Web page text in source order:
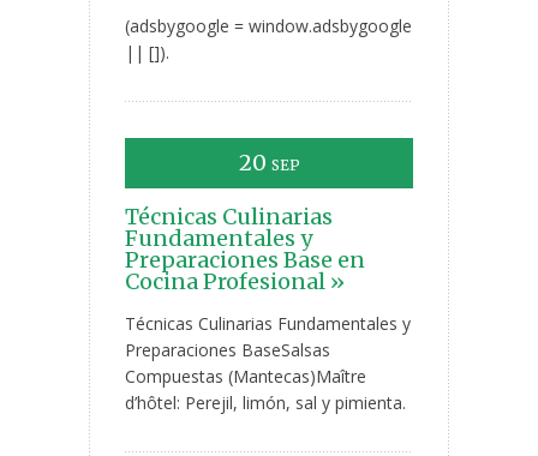
(adsbygoogle = window.adsbygoogle
|| []).
20 SEP
Técnicas Culinarias
Fundamentales y
Preparaciones Base en
Cocina Profesional »
Técnicas Culinarias Fundamentales y
Preparaciones BaseSalsas
Compuestas (Mantecas)Maître
d’hôtel: Perejil, limón, sal y pimienta.